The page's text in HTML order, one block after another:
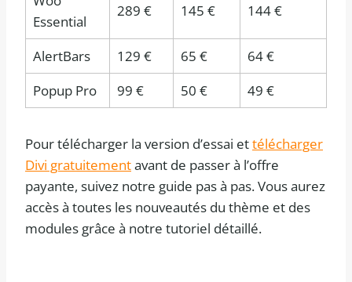
Essential
289 € 145 € 144 €
AlertBars 129 € 65 €
64 €
Popup Pro
99 € 50 € 49 €
Pour télécharger la version d’essai ettélécharger
Divi gratuitementavant de passer à l’offre
payante, suivez notre guide pas à pas. Vous aurez
accès à toutes les nouveautés du thème et des
modules grâce à notre tutoriel détaillé.